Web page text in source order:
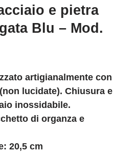
e pietra
Blu – Mod.
artigianalmente con
lucidate). Chiusura e
inossidabile.
di organza e
20,5 cm